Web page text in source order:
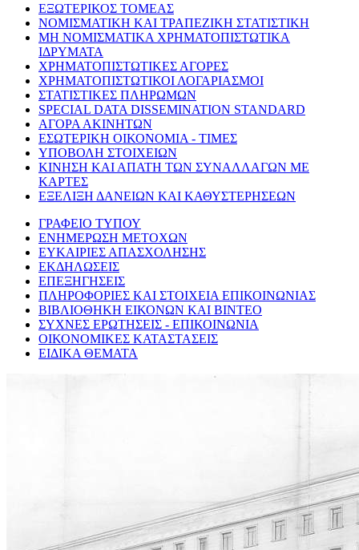
ΕΞΩΤΕΡΙΚΟΣ ΤΟΜΕΑΣ
ΝΟΜΙΣΜΑΤΙΚΗ ΚΑΙ ΤΡΑΠΕΖΙΚΗ ΣΤΑΤΙΣΤΙΚΗ
ΜΗ ΝΟΜΙΣΜΑΤΙΚΑ ΧΡΗΜΑΤΟΠΙΣΤΩΤΙΚΑ
ΙΔΡΥΜΑΤΑ
ΧΡΗΜΑΤΟΠΙΣΤΩΤΙΚΕΣ ΑΓΟΡΕΣ
ΧΡΗΜΑΤΟΠΙΣΤΩΤΙΚΟΙ ΛΟΓΑΡΙΑΣΜΟΙ
ΣΤΑΤΙΣΤΙΚΕΣ ΠΛΗΡΩΜΩΝ
SPECIAL DATA DISSEMINATION STANDARD
ΑΓΟΡΑ ΑΚΙΝΗΤΩΝ
ΕΣΩΤΕΡΙΚΗ ΟΙΚΟΝΟΜΙΑ - ΤΙΜΕΣ
ΥΠΟΒΟΛΗ ΣΤΟΙΧΕΙΩΝ
ΚΙΝΗΣΗ ΚΑΙ ΑΠΑΤΗ ΤΩΝ ΣΥΝΑΛΛΑΓΩΝ ΜΕ
ΚΑΡΤΕΣ
ΕΞΕΛΙΞΗ ΔΑΝΕΙΩΝ ΚΑΙ ΚΑΘΥΣΤΕΡΗΣΕΩΝ
ΓΡΑΦΕΙΟ ΤΥΠΟΥ
ΕΝΗΜΕΡΩΣΗ ΜΕΤΟΧΩΝ
ΕΥΚΑΙΡΙΕΣ ΑΠΑΣΧΟΛΗΣΗΣ
ΕΚΔΗΛΩΣΕΙΣ
ΕΠΕΞΗΓΗΣΕΙΣ
ΠΛΗΡΟΦΟΡΙΕΣ ΚΑΙ ΣΤΟΙΧΕΙΑ ΕΠΙΚΟΙΝΩΝΙΑΣ
ΒΙΒΛΙΟΘΗΚΗ ΕΙΚΟΝΩΝ ΚΑΙ ΒΙΝΤΕΟ
ΣΥΧΝΕΣ ΕΡΩΤΗΣΕΙΣ - ΕΠΙΚΟΙΝΩΝΙΑ
ΟΙΚΟΝΟΜΙΚΕΣ ΚΑΤΑΣΤΑΣΕΙΣ
ΕΙΔΙΚΑ ΘΕΜΑΤΑ